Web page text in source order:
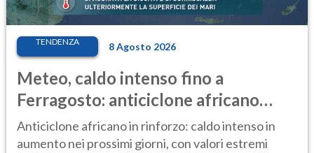
TENDENZA 8 Agosto 2026
Meteo, caldo intenso fino a
Ferragosto: anticiclone africano
ancora protagonista
Anticiclone africano in rinforzo: caldo intenso in
aumento nei prossimi giorni, con valori estremi